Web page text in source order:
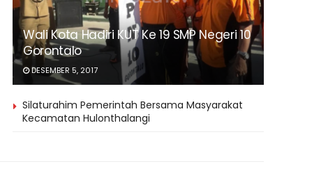
Wali Kota Hadiri KUT Ke 19 SMP Negeri 10
Gorontalo
DESEMBER 5, 2017
Silaturahim Pemerintah Bersama Masyarakat
Kecamatan Hulonthalangi